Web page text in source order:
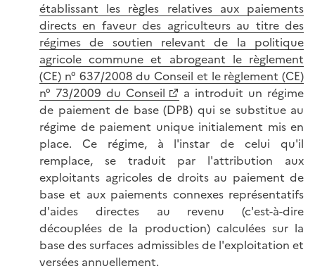
établissant les règles relatives aux paiements
directs en faveur des agriculteurs au titre des
régimes de soutien relevant de la politique
agricole commune et abrogeant le règlement
(CE) n° 637/2008 du Conseil et le règlement (CE)
n° 73/2009 du Conseil
a introduit un régime
de paiement de base (DPB) qui se substitue au
régime de paiement unique initialement mis en
place. Ce régime, à l'instar de celui qu'il
remplace, se traduit par l'attribution aux
exploitants agricoles de droits au paiement de
base et aux paiements connexes représentatifs
d'aides directes au revenu (c'est-à-dire
découplées de la production) calculées sur la
base des surfaces admissibles de l'exploitation et
versées annuellement.